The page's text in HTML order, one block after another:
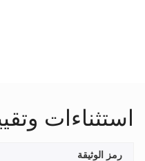
استثناءات
رمز الوثيقة